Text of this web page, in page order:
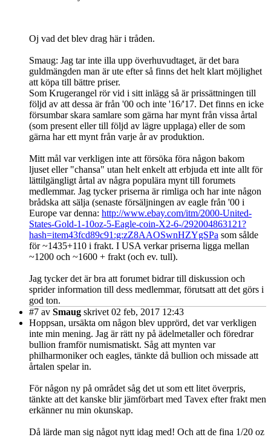
Oj vad det blev drag här i tråden.
Smaug: Jag tar inte illa upp överhuvudtaget, är det bara
guldmängden man är ute efter så finns det helt klart möjlighet
att köpa till bättre priser.
Som Krugerangel rör vid i sitt inlägg så är prissättningen till
följd av att dessa är från '00 och inte '16/'17. Det finns en icke
försumbar skara samlare som gärna har mynt från vissa årtal
(som present eller till följd av lägre upplaga) eller de som
gärna har ett mynt från varje år av produktion.
Mitt mål var verkligen inte att försöka föra någon bakom
ljuset eller "chansa" utan helt enkelt att erbjuda ett inte allt för
lättilgängligt årtal av några populära mynt till forumets
medlemmar. Jag tycker priserna är rimliga och har inte någon
brådska att sälja (senaste försäljningen av eagle från '00 i
Europe var denna: http://www.ebay.com/itm/2000-United-
States-Gold-1-10oz-5-Eagle-coin-X2-6-/292004863121?
hash=item43fcd89c91:g:zZ8AAOSwnHZYgSPa som sålde
för ~1435+110 i frakt. I USA verkar priserna ligga mellan
~1200 och ~1600 + frakt (och ev. tull).
Jag tycker det är bra att forumet bidrar till diskussion och
sprider information till dess medlemmar, förutsatt att det görs i
god ton.
#7 av Smaug skrivet 02 feb, 2017 12:43
Hoppsan, ursäkta om någon blev upprörd, det var verkligen
inte min mening. Jag är rätt ny på ädelmetaller och föredrar
bullion framför numismatiskt. Såg att mynten var
philharmoniker och eagles, tänkte då bullion och missade att
årtalen spelar in.
För någon ny på området såg det ut som ett litet överpris,
tänkte att det kanske blir jämförbart med Tavex efter frakt men
erkänner nu min okunskap.
Då lärde man sig något nytt idag med! Och att de fina 1/20 oz